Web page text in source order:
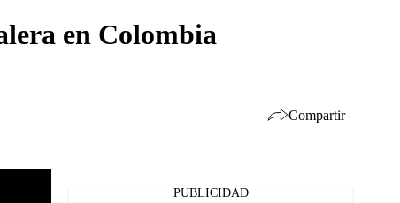
en Colombia
Compartir
PUBLICIDAD